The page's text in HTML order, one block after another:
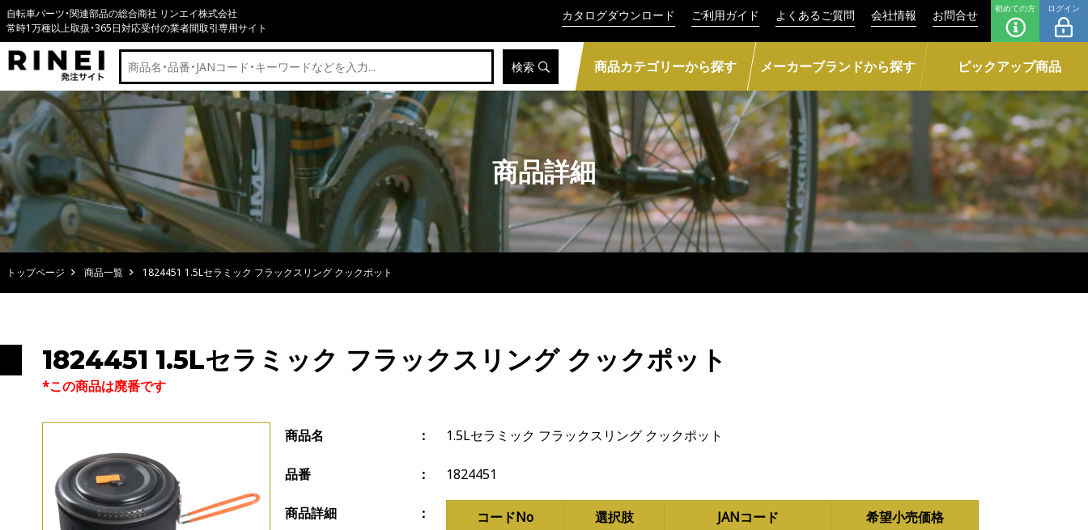
自転車パーツ・関連部品の総合商社 リンエイ株式会社
常時1万種以上取扱・365日対応受付の業者間取引専用サイト
カタログダウンロード ご利用ガイド よくあるご質問 会社情報 お問合せ 初めての方 ログイン
検索 商品カテゴリーから探す メーカーブランドから探す ピックアップ商品
商品詳細
トップページ 商品一覧 1824451 1.5Lセラミック フラックスリング クックポット
1824451 1.5Lセラミック フラックスリング クックポット
*この商品は廃番です
商品名 1.5Lセラミック フラックスリング クックポット
品番 1824451
商品詳細 コードNo 選択肢 JANコード
希望小売価格